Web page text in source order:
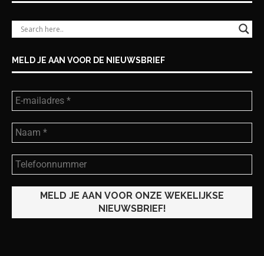
MELD JE AAN VOOR DE NIEUWSBRIEF